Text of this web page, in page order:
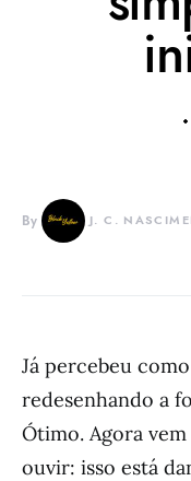
By J. C.
Já percebeu
redesenhando a
Ótimo. Agora
ouvir: isso está